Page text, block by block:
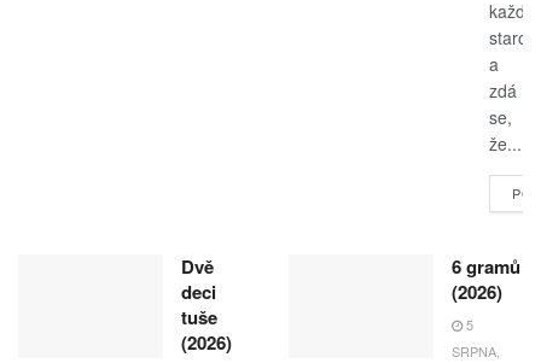
a
zdá
se,
že...
Dvě
deci
tuše
(2026)
6 gramů
(2026)
5
SRPNA,